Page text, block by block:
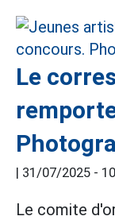
Le
| 31/07/2025 -
Le comite